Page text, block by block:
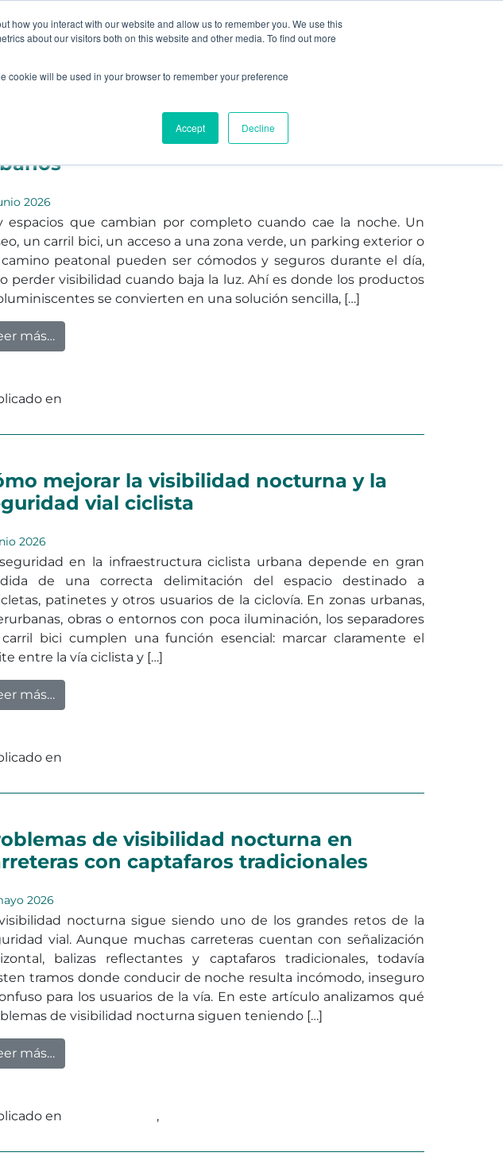
how you interact with our website and allow us to remember you. We use this
about our visitors both on this website and other media. To find out more
cookie will be used in your browser to remember your preference
Accept Decline
SERVICIOS I+D+I BLOG CONTACTO
fotoluminiscentes: seguridad,
y diseño para espacios
2026
espacios que cambian por completo cuando cae la noche. Un
un carril bici, un acceso a una zona verde, un parking exterior o
peatonal pueden ser cómodos y seguros durante el día,
perder visibilidad cuando baja la luz. Ahí es donde los productos
se convierten en una solución sencilla, […]
más…
en
mejorar la visibilidad nocturna y la
vial ciclista
2026
en la infraestructura ciclista urbana depende en gran
de una correcta delimitación del espacio destinado a
patinetes y otros usuarios de la ciclovía. En zonas urbanas,
obras o entornos con poca iluminación, los separadores
bici cumplen una función esencial: marcar claramente el
entre la vía ciclista y […]
más…
en
de visibilidad nocturna en
con captafaros tradicionales
2026
nocturna sigue siendo uno de los grandes retos de la
vial. Aunque muchas carreteras cuentan con señalización
balizas reflectantes y captafaros tradicionales, todavía
tramos donde conducir de noche resulta incómodo, inseguro
para los usuarios de la vía. En este artículo analizamos qué
de visibilidad nocturna siguen teniendo […]
más…
en ,